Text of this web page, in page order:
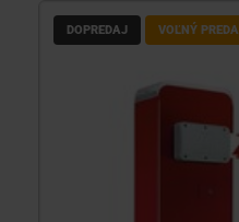
DOPREDAJ VOĽNÝ